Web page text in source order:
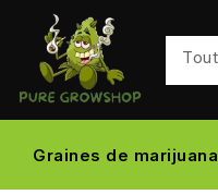
Graines de marijuana